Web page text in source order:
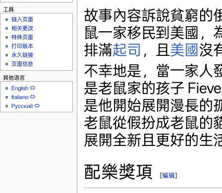
故事內容訴說貧窮的
鼠一家移民到美國，
排滿起司 ，且美國沒
不幸地是，當一家人
是老鼠家的孩子
是他開始展開漫長的
老鼠從假扮成老鼠的
展開全新且更好的生
配樂獎項 [编辑]
工具
链入页面
相关更改
特殊页面
打印版本
永久链接
页面信息
其他语言
English ⇔
Italiano ⇔
Русский ⇔